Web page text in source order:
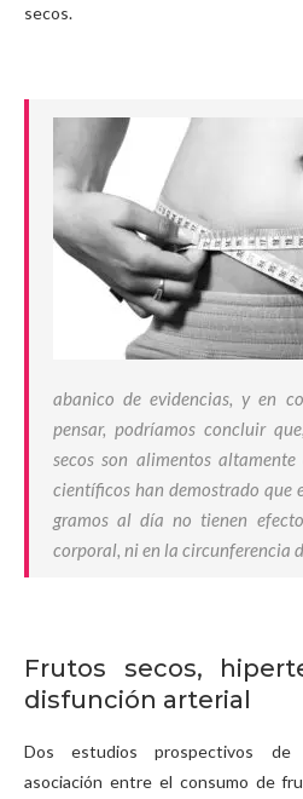
secos.
abanico de evidencias, y en
pensar, podríamos concluir
secos son alimentos altamente
científicos han demostrado que
gramos al día no tienen
corporal, ni en la circunferencia
Frutos secos,
disfunción arterial
Dos estudios prospectivos de
asociación entre el consumo de